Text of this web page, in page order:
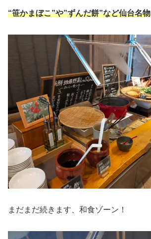
“笹かまぼこ”や”ずんだ餅”など仙台名物
まだまだ続きます、和食ゾーン！